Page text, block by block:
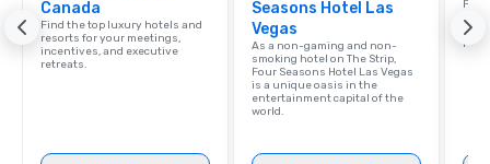
Canada
Find the top luxury hotels and
resorts for your meetings,
incentives, and executive
retreats.
Seasons Hotel Las
Vegas
As a non-gaming and non-
smoking hotel on The Strip,
Four Seasons Hotel Las Vegas
is a unique oasis in the
entertainment capital of the
world.